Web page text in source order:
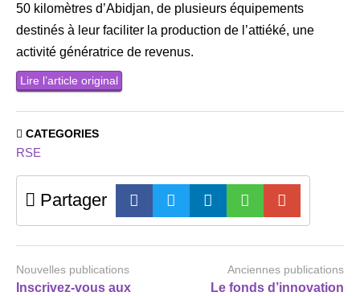
50 kilomètres d’Abidjan, de plusieurs équipements
destinés à leur faciliter la production de l’attiéké, une
activité génératrice de revenus.
Lire l’article original
CATEGORIES
RSE
Partager
Nouvelles publications
Inscrivez-vous aux
Anciennes publications
Le fonds d’innovation